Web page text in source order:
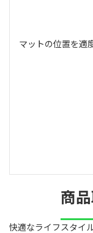
マットの位置を適
商
快適なライフスタイ